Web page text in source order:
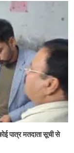
पात्र मतदाता सूची से